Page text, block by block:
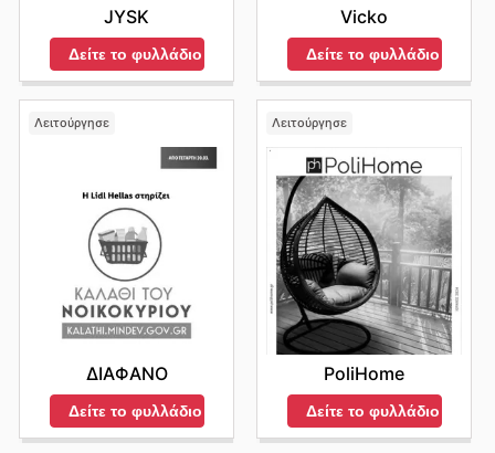
JYSK
Δείτε το φυλλάδιο
Vicko
Δείτε το φυλλάδιο
Λειτούργησε
ΔΙΑΦΑΝΟ
Δείτε το φυλλάδιο
Λειτούργησε
PoliHome
Δείτε το φυλλάδιο